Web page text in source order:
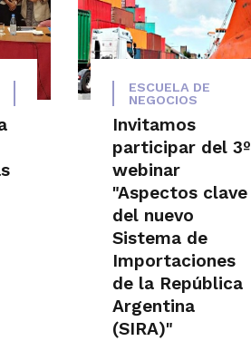
ESCUELA DE
NEGOCIOS
Invitamos
participar del 3º
webinar
"Aspectos clave
del nuevo
Sistema de
Importaciones
de la República
Argentina
(SIRA)"